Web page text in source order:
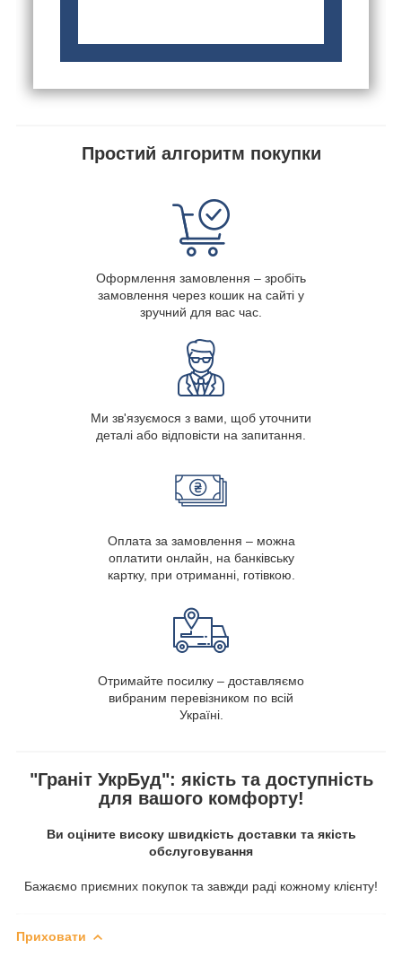
Простий алгоритм покупки
Оформлення замовлення – зробіть
замовлення через кошик на сайті у
зручний для вас час.
Ми зв'язуємося з вами, щоб уточнити
деталі або відповісти на запитання.
Оплата за замовлення – можна
оплатити онлайн, на банківську
картку, при отриманні, готівкою.
Отримайте посилку – доставляємо
вибраним перевізником по всій
Україні.
"Граніт УкрБуд": якість та доступність
для вашого комфорту!
Ви оціните високу швидкість доставки та якість
обслуговування
Бажаємо приємних покупок та завжди раді кожному клієнту!
Приховати